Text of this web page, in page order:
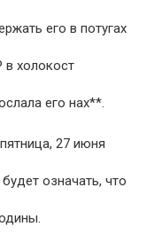
его в потугах
в холокост
его нах**.
27 июня
означать, что